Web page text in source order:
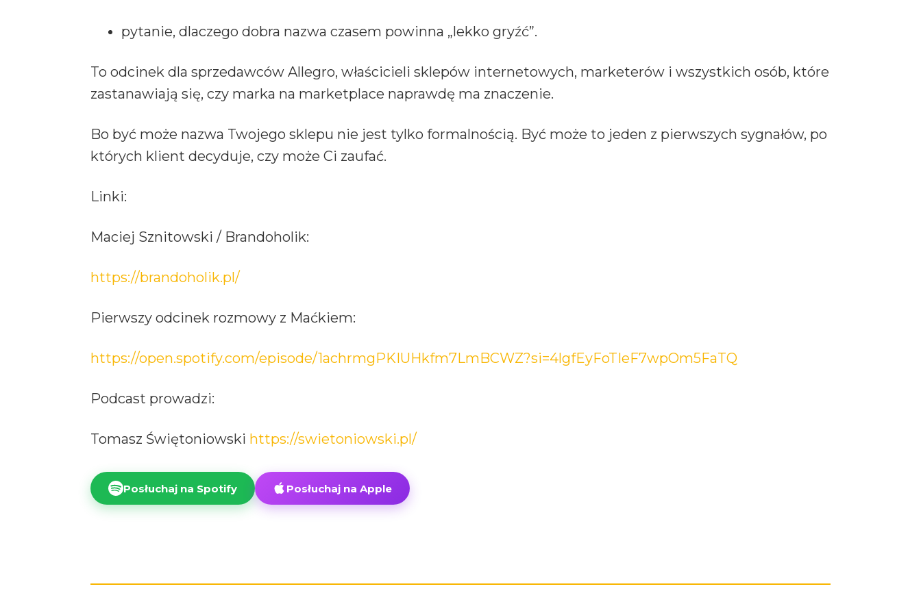
pytanie, dlaczego dobra nazwa czasem powinna „lekko gryźć”.
To odcinek dla sprzedawców Allegro, właścicieli sklepów internetowych, marketerów i wszystkich osób, które
zastanawiają się, czy marka na marketplace naprawdę ma znaczenie.
Bo być może nazwa Twojego sklepu nie jest tylko formalnością. Być może to jeden z pierwszych sygnałów, po
których klient decyduje, czy może Ci zaufać.
Linki:
Maciej Sznitowski / Brandoholik:
https://brandoholik.pl/
Pierwszy odcinek rozmowy z Maćkiem:
https://open.spotify.com/episode/1achrmgPKIUHkfm7LmBCWZ?si=4lgfEyFoTIeF7wpOm5FaTQ
Podcast prowadzi:
Tomasz Świętoniowski https://swietoniowski.pl/
Posłuchaj na Spotify Posłuchaj na Apple